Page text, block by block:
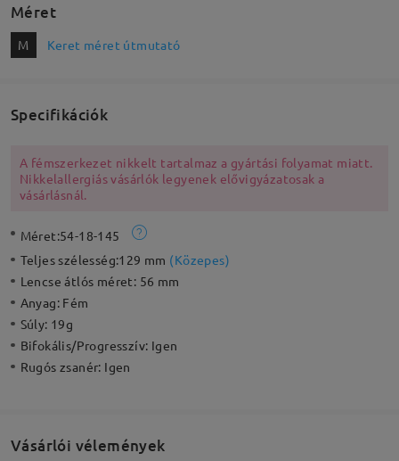
Méret
M Keret méret útmutató
Specifikációk
A fémszerkezet nikkelt tartalmaz a gyártási folyamat miatt.
Nikkelallergiás vásárlók legyenek elővigyázatosak a
vásárlásnál.
Méret:54-18-145
Teljes szélesség:129 mm (Közepes)
Lencse átlós méret: 56 mm
Anyag: Fém
Súly: 19g
Bifokális/Progresszív: Igen
Rugós zsanér: Igen
Vásárlói vélemények